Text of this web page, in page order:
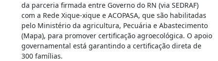
da parceria firmada entre Governo do RN (via SEDRAF)
com a Rede Xique-xique e ACOPASA, que são habilitadas
pelo Ministério da agricultura, Pecuária e Abastecimento
(Mapa), para promover certificação agroecológica. O apoio
governamental está garantindo a certificação direta de
300 famílias.